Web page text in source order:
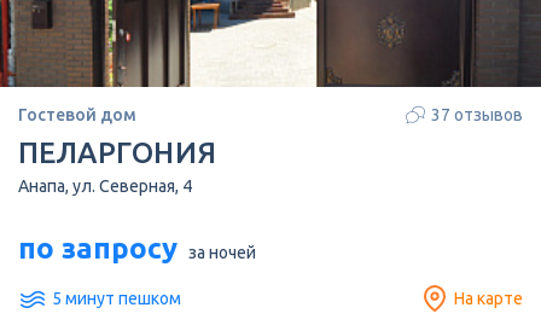
Гостевой дом 37 отзывов
ПЕЛАРГОНИЯ
Анапа, ул. Северная, 4
по запросу за ночей
5 минут пешком На карте